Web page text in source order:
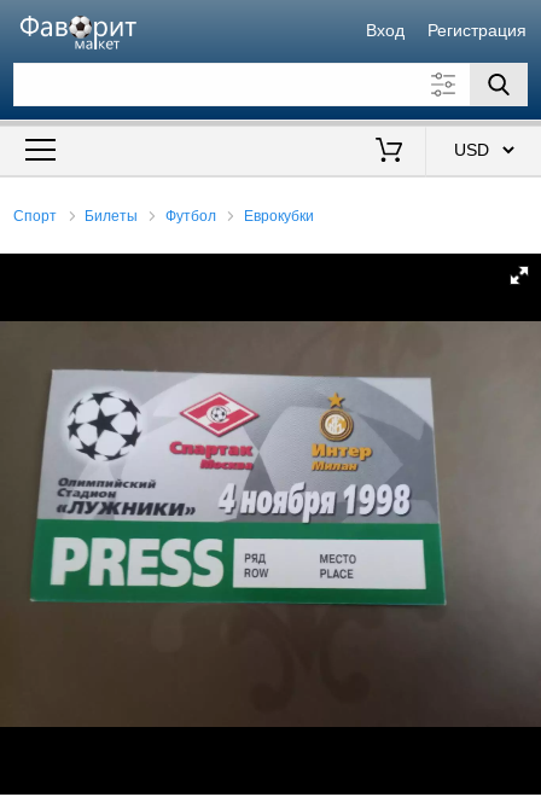
Вход Регистрация
Искать также в описании
Спорт Билеты Футбол Еврокубки